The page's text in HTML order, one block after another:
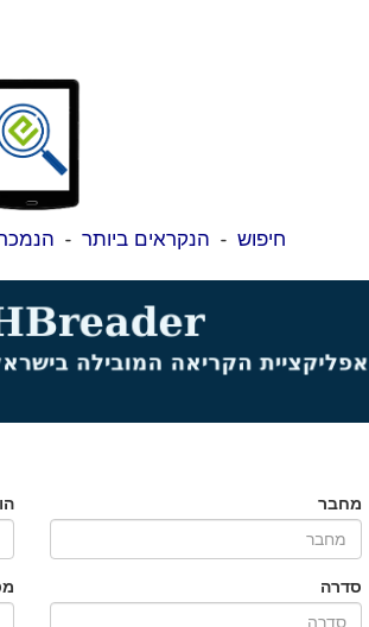
חיפוש - הנקראים ביותר -
מחבר
סדרה